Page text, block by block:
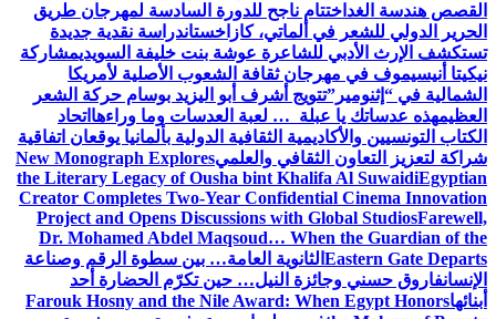
القصص هندسة الغد اختتام ناجح للدورة السادسة لمهرجان طريق
الحرير الدولي للشعر في ألماتي، كازاخستاندراسة نقدية جديدة
تستكشف الإرث الأدبي للشاعرة عوشة بنت خليفة السويديمشاركة
نيكيتا أنيسيموف في مهرجان ثقافة الشعوب الأصلية لأمريكا
الشمالية في “إثنومير”تتويج أشرف أبو اليزيد بوسام حركة الشعر
العظيمهذه عدساتك يا عبلة … لعبة العدسات وما وراءها اتحاد
الكتاب التونسيين والأكاديمية الثقافية الدولية بألمانيا يوقعان اتفاقية
شراكة لتعزيز التعاون الثقافي والعلميNew Monograph Explores
the Literary Legacy of Ousha bint Khalifa Al SuwaidiEgyptian
Creator Completes Two-Year Confidential Cinema Innovation
Project and Opens Discussions with Global StudiosFarewell,
Dr. Mohamed Abdel Maqsoud… When the Guardian of the
Eastern Gate Departs الثانوية العامة… بين سطوة الرقم وصناعة
الإنسانفاروق حسني وجائزة النيل… حين تكرّم الحضارة أحد
أبنائهاFarouk Hosny and the Nile Award: When Egypt Honors